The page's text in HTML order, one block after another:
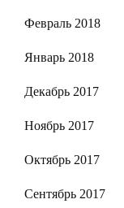
Февраль 2018
Январь 2018
Декабрь 2017
Ноябрь 2017
Октябрь 2017
Сентябрь 2017